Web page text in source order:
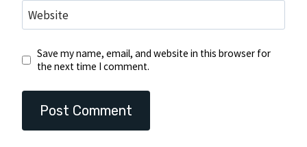
Website
Save my name, email, and website in this browser for
the next time I comment.